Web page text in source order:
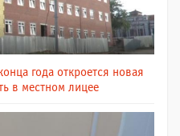
года откроется новая
в местном лицее